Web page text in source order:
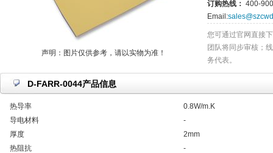
声明：图片仅供参考，请以实物为准！
订购热线： 400-
Email:
您可通过官网直接
团队将同步审核；
务代表。
D-FARR-0044产品信息
热导率
0.8W/m.K
导电材料
-
厚度
2mm
热阻抗
-